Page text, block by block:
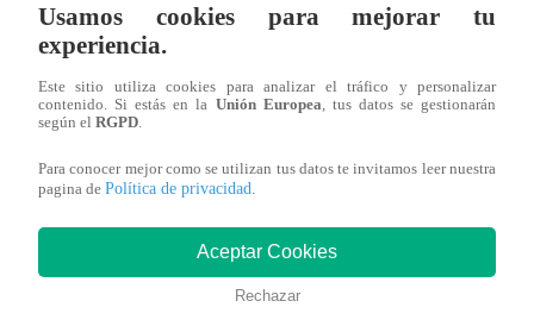
adulta… cantaste muy bonito”, aunque mencionaron
afinación durante la segunda mitad.
Finalmente, tras la cuenta regresiva, la pizarra se inclinó
consagrado y confirmó el triunfo de Jim Morrison en
enfrentamiento.
No te olvides de unirte a nuestro
Usamos cookies para mejorar tu
experiencia.
Este sitio utiliza cookies para analizar el tráfico y personalizar
contenido. Si estás en la Unión Europea , tus datos se gestionarán
según el RGPD
Para conocer mejor como se utilizan tus datos te invitamos leer nuestra
pagina de Política de privacidad
Aceptar Cookies
Rechazar